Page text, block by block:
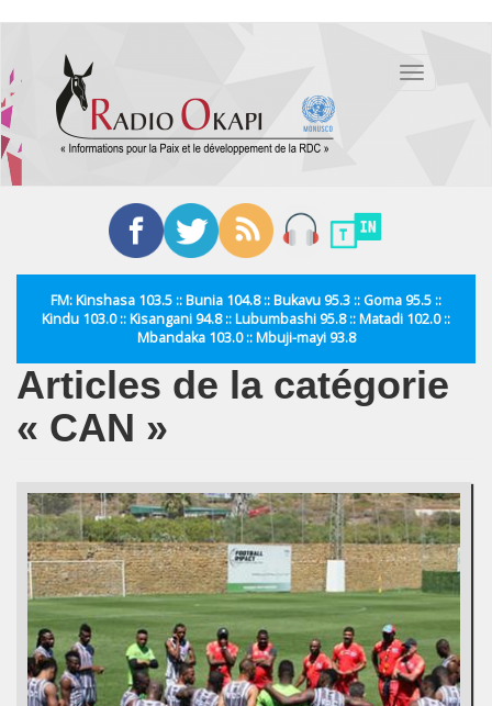
contenu
principal
Toggle
FM: Kinshasa 103.5 :: Bunia 104.8 :: Bukavu 95.3 :: Goma 95.5 ::
Kindu 103.0 :: Kisangani 94.8 :: Lubumbashi 95.8 :: Matadi 102.0 ::
Mbandaka 103.0 :: Mbuji-mayi 93.8
Articles de la catégorie
« CAN »